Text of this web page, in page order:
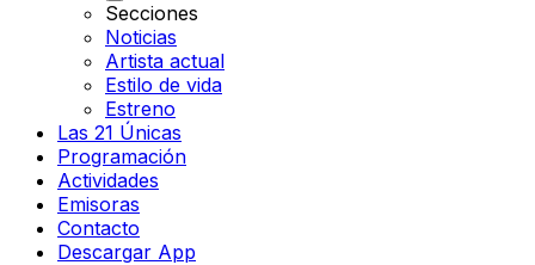
Secciones
Noticias
Artista actual
Estilo de vida
Estreno
Las 21 Únicas
Programación
Actividades
Emisoras
Contacto
Descargar App